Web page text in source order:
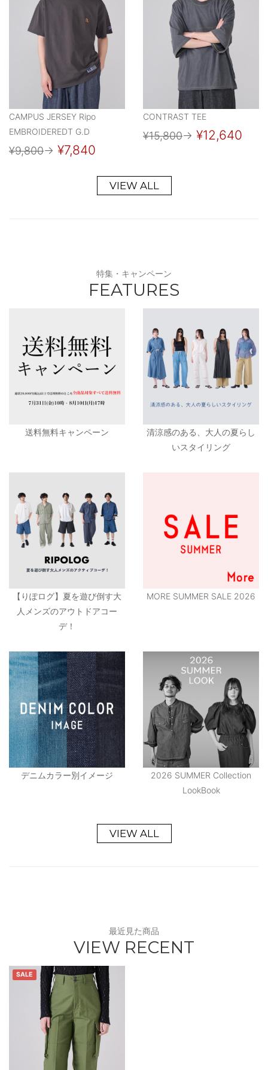
CAMPUS JERSEY Ripo
EMBROIDEREDT G.D
¥9,800→ ¥7,840
CONTRAST TEE
¥15,800→ ¥12,640
VIEW ALL
特集・キャンペーン
FEATURES
送料無料キャンペーン
清涼感のある、大人の夏らし
いスタイリング
【りぽログ】夏を遊び倒す大
人メンズのアウトドアコー
デ！
MORE SUMMER SALE 2026
デニムカラー別イメージ
2026 SUMMER Collection
LookBook
VIEW ALL
最近見た商品
VIEW RECENT
SALE